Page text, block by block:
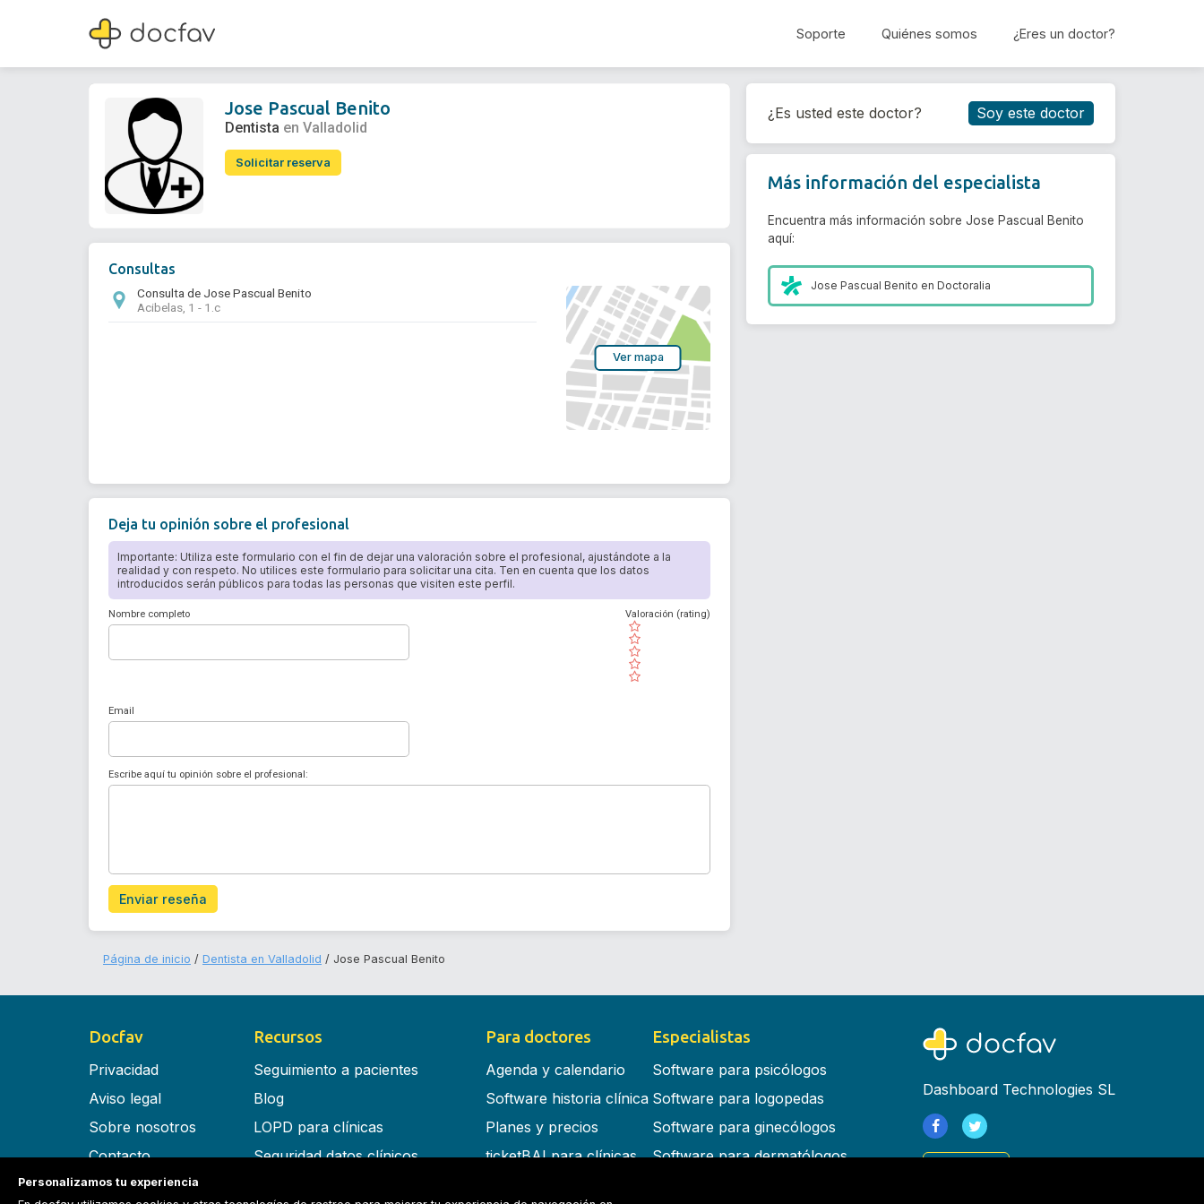
Soporte Quiénes somos ¿Eres un doctor?
Jose Pascual Benito
Dentista
Reservar cita
Jose Pascual Benito
Dentista en Valladolid
Solicitar reserva
Consultas
Consulta de Jose Pascual Benito
Acibelas, 1 - 1.c
Ver mapa
Deja tu opinión sobre el profesional
Importante: Utiliza este formulario con el fin de dejar una valoración sobre el profesional, ajustándote a la
realidad y con respeto. No utilices este formulario para solicitar una cita. Ten en cuenta que los datos
introducidos serán públicos para todas las personas que visiten este perfil.
Nombre completo
( )
( )
( )
( )
( )
Valoración (rating)
Email
Escribe aquí tu opinión sobre el profesional:
Enviar reseña
¿Es usted este doctor? Soy este doctor
Más información del especialista
Encuentra más información sobre Jose Pascual Benito
aquí:
Jose Pascual Benito enDoctoralia
Página de inicio Dentista en Valladolid Jose Pascual Benito
Docfav
Privacidad
Aviso legal
Sobre nosotros
Contacto
Términos y condiciones
Recursos
Seguimiento a pacientes
Blog
LOPD para clínicas
Seguridad datos clínicos
Para doctores
Agenda y calendario
Software historia clínica
Planes y precios
ticketBAI para clínicas
Especialistas
Software para psicólogos
Software para logopedas
Software para ginecólogos
Software para dermatólogos
Dashboard Technologies SL
Personalizamos tu experiencia